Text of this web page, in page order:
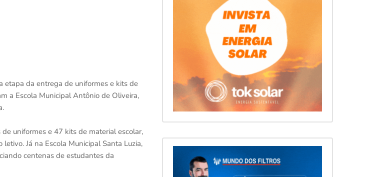
etapa da entrega de uniformes e kits de
a Escola Municipal Antônio de Oliveira,
uniformes e 47 kits de material escolar,
Já na Escola Municipal Santa Luzia,
centenas de estudantes da